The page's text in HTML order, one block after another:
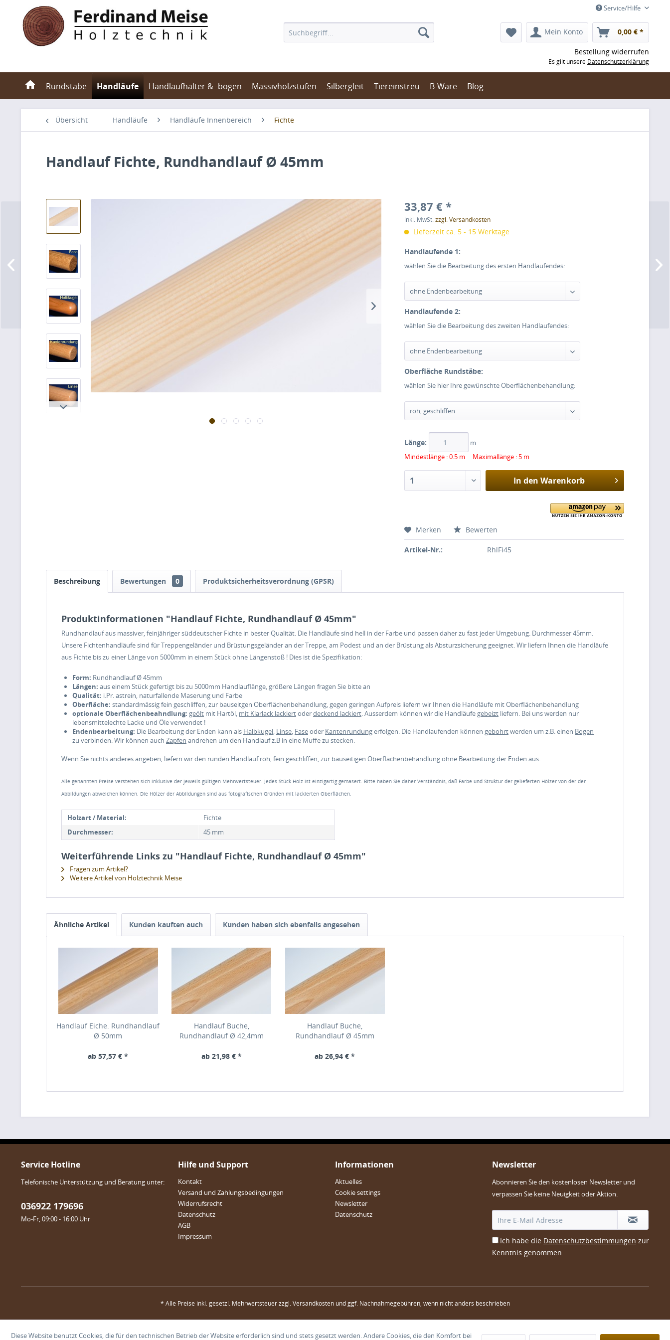
Service/Hilfe
Mein Konto 0,00 € *
Bestellung widerrufen
Es gilt unsere Datenschutzerklärung
Rundstäbe Handläufe Handlaufhalter & -bögen Massivholzstufen Silbergleit Tiereinstreu B-Ware Blog
Übersicht Handläufe Handläufe Innenbereich Fichte
Handlauf Fichte, Rundhandlauf Ø 45mm
33,87 € *
inkl. MwSt.zzgl. Versandkosten
Lieferzeit ca. 5 - 15 Werktage
Handlaufende 1:
wählen Sie die Bearbeitung des ersten Handlaufendes:
Handlaufende 2:
wählen Sie die Bearbeitung des zweiten Handlaufendes:
Oberfläche Rundstäbe:
wählen Sie hier Ihre gewünschte Oberflächenbehandlung:
Länge:
m
Mindestlänge : 0.5 m Maximallänge : 5 m
In den Warenkorb
Merken Bewerten
Artikel-Nr.: RhlFi45
Beschreibung Bewertungen 0 Produktsicherheitsverordnung (GPSR)
Produktinformationen "Handlauf Fichte, Rundhandlauf Ø 45mm"
Rundhandlauf aus massiver, feinjähriger süddeutscher Fichte in bester Qualität. Die Handläufe sind hell in der Farbe und passen daher zu fast jeder Umgebung. Durchmesser 45mm.
Unsere Fichtenhandläufe sind für Treppengeländer und Brüstungsgeländer an der Treppe, am Podest und an der Brüstung als Absturzsicherung geeignet. Wir liefern Ihnen die Handläufe
aus Fichte bis zu einer Länge von 5000mm in einem Stück ohne Längenstoß ! Dies ist die Spezifikation:
Form: Rundhandlauf Ø 45mm
Längen: aus einem Stück gefertigt bis zu 5000mm Handlauflänge, größere Längen fragen Sie bitte an
Qualität: i.Pr. astrein, naturfallende Maserung und Farbe
Oberfläche: standardmässig fein geschliffen, zur bauseitgen Oberflächenbehandlung, gegen geringen Aufpreis liefern wir Ihnen die Handläufe mit Oberflächenbehandlung
optionale Oberflächenbeahndlung: geölt mit Hartöl, mit Klarlack lackiertoderdeckend lackiert . Ausserdem können wir die Handläufe gebeizt liefern. Bei uns werden nur
lebensmittelechte Lacke und Öle verwendet !
Endenbearbeitung: Die Bearbeitung der Enden kann als Halbkugel Linse Faseoder Kantenrundungerfolgen. Die Handlaufenden können gebohrtwerden um z.B. einen Bogen
zu verbinden. Wir können auch Zapfen andrehen um den Handlauf z.B in eine Muffe zu stecken.
Wenn Sie nichts anderes angeben, liefern wir den runden Handlauf roh, fein geschliffen, zur bauseitigen Oberflächenbehandlung ohne Bearbeitung der Enden aus.
Alle genannten Preise verstehen sich inklusive der jeweils gültigen Mehrwertsteuer. Jedes Stück Holz ist einzigartig gemasert. Bitte haben Sie daher Verständnis, daß Farbe und Struktur der gelieferten Hölzer von der der
Abbildungen abweichen können. Die Hölzer der Abbildungen sind aus fotografischen Gründen mit lackierten Oberflächen.
Holzart / Material:
Fichte
Durchmesser:
45 mm
Weiterführende Links zu "Handlauf Fichte, Rundhandlauf Ø 45mm"
Fragen zum Artikel?
Weitere Artikel von Holztechnik Meise
Ähnliche Artikel Kunden kauften auch Kunden haben sich ebenfalls angesehen
Handlauf Eiche. Rundhandlauf
Ø 50mm
ab 57,57 € *
Handlauf Buche,
Rundhandlauf Ø 42,4mm
ab 21,98 € *
Handlauf Buche,
Rundhandlauf Ø 45mm
ab 26,94 € *
Service Hotline
Telefonische Unterstützung und Beratung unter:
036922 179696
Mo-Fr, 09:00 - 16:00 Uhr
Hilfe und Support
Kontakt
Versand und Zahlungsbedingungen
Widerrufsrecht
Datenschutz
AGB
Impressum
Informationen
Aktuelles
Cookie settings
Newsletter
Datenschutz
Newsletter
Abonnieren Sie den kostenlosen Newsletter und
verpassen Sie keine Neuigkeit oder Aktion.
Ich habe die Datenschutzbestimmungen zur
Kenntnis genommen.
* Alle Preise inkl. gesetzl. Mehrwertsteuer zzgl.Versandkostenund ggf. Nachnahmegebühren, wenn nicht anders beschrieben
Diese Website benutzt Cookies, die für den technischen Betrieb der Website erforderlich sind und stets gesetzt werden. Andere Cookies, die den Komfort bei